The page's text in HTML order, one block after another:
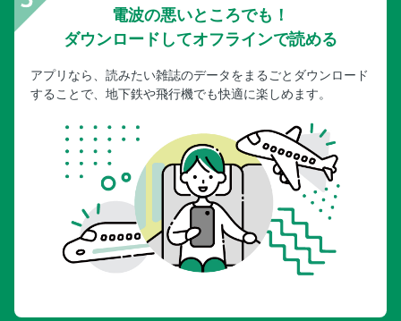
電波の悪いところでも！
ダウンロードしてオフラインで読める
アプリなら、読みたい雑誌のデータをまるごとダウンロード
することで、地下鉄や飛行機でも快適に楽しめます。